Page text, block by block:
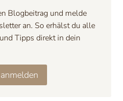
Blogbeitrag und melde
an. So erhälst du alle
Tipps direkt in dein